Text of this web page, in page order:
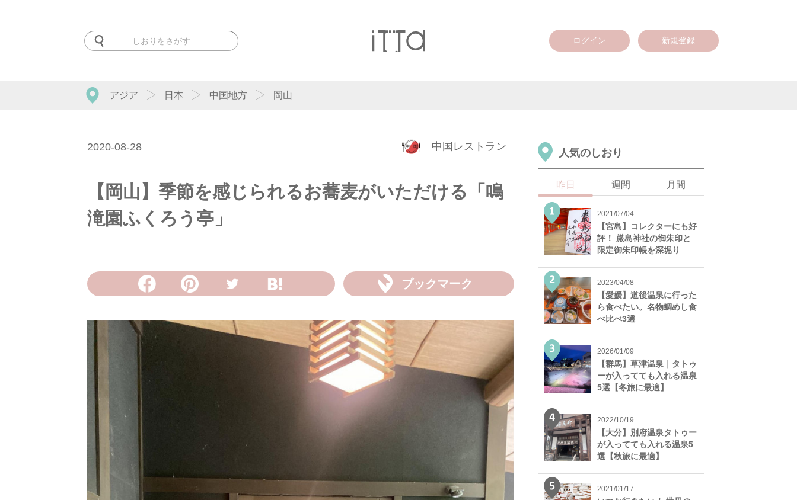
ログイン 新規登録
アジア 日本 中国地方 岡山
2020-08-28 中国レストラン
【岡山】季節を感じられるお蕎麦がいただける「鳴
滝園ふくろう亭」
ブックマーク
人気のしおり
昨日 週間 月間
2021/07/04
【宮島】コレクターにも好
評！ 厳島神社の御朱印と
限定御朱印帳を深堀り
2023/04/08
【愛媛】道後温泉に行った
ら食べたい。名物鯛めし食
べ比べ3選
2026/01/09
【群馬】草津温泉｜タトゥ
ーが入ってても入れる温泉
5選【冬旅に最適】
2022/10/19
【大分】別府温泉タトゥー
が入ってても入れる温泉5
選【秋旅に最適】
2021/01/17